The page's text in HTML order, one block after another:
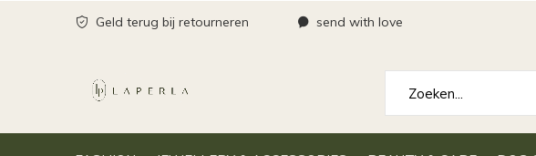
Geld terug bij retourneren send with love